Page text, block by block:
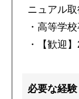
トップ
ニュアル取
・高等学
・【歓迎
必要な経験